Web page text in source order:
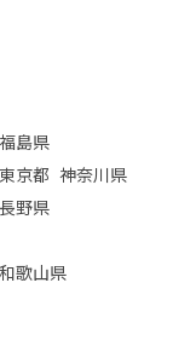
福島県
東京都 神奈川県
長野県
和歌山県